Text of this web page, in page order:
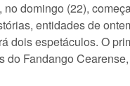
domingo (22),
entidades de
dois espetáculos. O
Fandango